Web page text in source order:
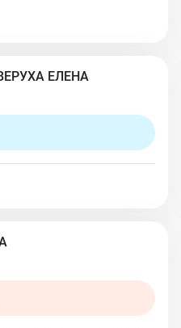
ЕЛЕНА